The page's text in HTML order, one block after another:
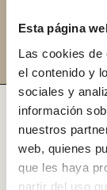
Esta página
Las cookies de
el contenido y
sociales y
información
nuestros
web, quienes
que les haya
partir del uso
Tipos
Girona